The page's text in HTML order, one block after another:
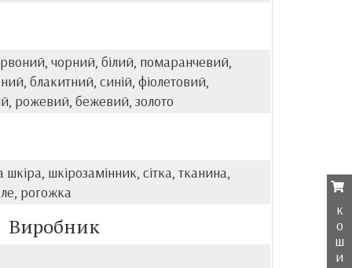
чорний, білий, помаранчевий,
блакитний, синій, фіолетовий,
рожевий, бежевий, золото
шкіра, шкірозамінник, сітка, тканина,
рогожка
Виробник
к
о
ш
и